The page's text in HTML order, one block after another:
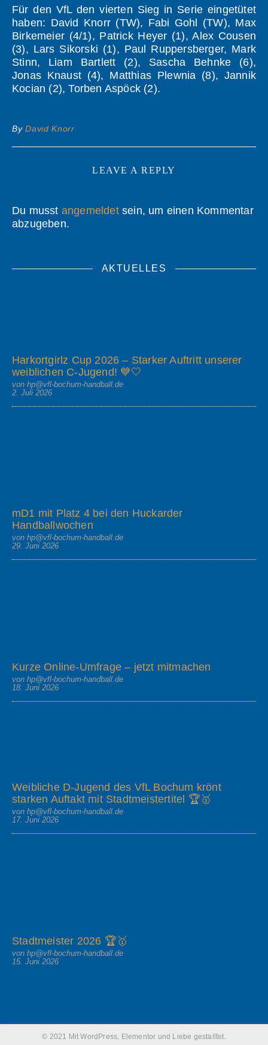
Für den VfL den vierten Sieg in Serie eingetütet
haben: David Knorr (TW), Fabi Gohl (TW), Max
Birkemeier (4/1), Patrick Heyer (1), Alex Cousen
(3), Lars Sikorski (1), Paul Ruppersberger, Mark
Stinn, Liam Bartlett (2), Sascha Behnke (6),
Jonas Knaust (4), Matthias Plewnia (8), Jannik
Kocian (2), Torben Aspöck (2).
ByDavid Knorr
LEAVE A REPLY
Du musst angemeldetsein, um einen Kommentar
abzugeben.
AKTUELLES
Harkortgirlz Cup 2026 – Starker Auftritt unserer
weiblichen C-Jugend! 💙🤍
von hp@vfl-bochum-handball.de
2. Juli 2026
mD1 mit Platz 4 bei den Huckarder
Handballwochen
von hp@vfl-bochum-handball.de
29. Juni 2026
Kurze Online-Umfrage – jetzt mitmachen
von hp@vfl-bochum-handball.de
18. Juni 2026
Weibliche D-Jugend des VfL Bochum krönt
starken Auftakt mit Stadtmeistertitel 🏆🥇
von hp@vfl-bochum-handball.de
17. Juni 2026
Stadtmeister 2026 🏆🥇
von hp@vfl-bochum-handball.de
15. Juni 2026
© 2021 Mit WordPress, Elementor und Liebe gestalltet.